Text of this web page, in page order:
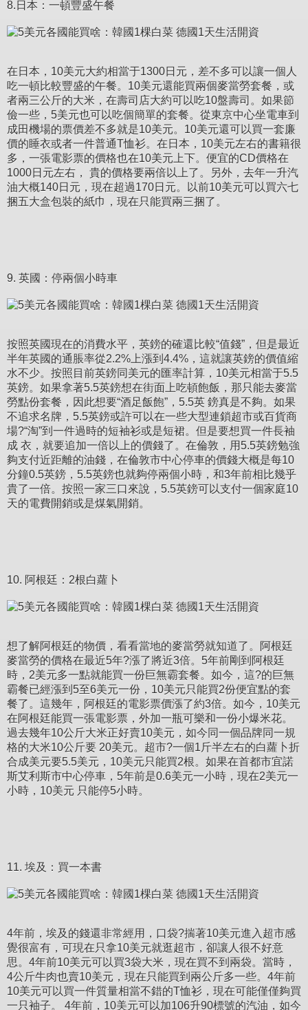
8.日本：一頓豐盛午餐
在日本，10美元大約相當于1300日元，差不多可以讓一個人
吃一頓比較豐盛的午餐。10美元還能買兩個麥當勞套餐，或
者兩三公斤的大米，在壽司店大約可以吃10盤壽司。如果節
儉一些，5美元也可以吃個簡單的套餐。從東京中心坐電車到
成田機場的票價差不多就是10美元。10美元還可以買一套廉
價的睡衣或者一件普通T恤衫。在日本，10美元左右的書籍很
多，一張電影票的價格也在10美元上下。便宜的CD價格在
1000日元左右， 貴的價格要兩倍以上了。另外，去年一升汽
油大概140日元，現在超過170日元。以前10美元可以買六七
捆五大盒包裝的紙巾，現在只能買兩三捆了。
9. 英國：停兩個小時車
按照英國現在的消費水平，英鎊的確還比較“值錢”，但是最近
半年英國的通脹率從2.2%上漲到4.4%，這就讓英鎊的價值縮
水不少。按照目前英鎊同美元的匯率計算，10美元相當于5.5
英鎊。如果拿著5.5英鎊想在街面上吃頓飽飯，那只能去麥當
勞點份套餐，因此想要“酒足飯飽”，5.5英 鎊真是不夠。如果
不追求名牌，5.5英鎊或許可以在一些大型連鎖超市或百貨商
場?“淘”到一件過時的短袖衫或是短裙。但是要想買一件長袖
成 衣，就要追加一倍以上的價錢了。在倫敦，用5.5英鎊勉強
夠支付近距離的油錢，在倫敦市中心停車的價錢大概是每10
分鐘0.5英鎊，5.5英鎊也就夠停兩個小時，和3年前相比幾乎
貴了一倍。按照一家三口來說，5.5英鎊可以支付一個家庭10
天的電費開銷或是煤氣開銷。
10. 阿根廷：2根白蘿卜
想了解阿根廷的物價，看看當地的麥當勞就知道了。阿根廷
麥當勞的價格在最近5年?漲了將近3倍。5年前剛到阿根廷
時，2美元多一點就能買一份巨無霸套餐。如今，這?的巨無
霸餐已經漲到5至6美元一份，10美元只能買2份便宜點的套
餐了。這幾年，阿根廷的電影票價漲了約3倍。如今，10美元
在阿根廷能買一張電影票，外加一瓶可樂和一份小爆米花。
過去幾年10公斤大米正好賣10美元，如今同一個品牌同一規
格的大米10公斤要 20美元。超市?一個1斤半左右的白蘿卜折
合成美元要5.5美元，10美元只能買2根。如果在首都市宜諾
斯艾利斯市中心停車，5年前是0.6美元一小時，現在2美元一
小時，10美元 只能停5小時。
11. 埃及：買一本書
4年前，埃及的錢還非常經用，口袋?揣著10美元進入超市感
覺很富有，可現在只拿10美元就逛超市，卻讓人很不好意
思。4年前10美元可以買3袋大米，現在買不到兩袋。當時，
4公斤牛肉也賣10美元，現在只能買到兩公斤多一些。4年前
10美元可以買一件質量相當不錯的T恤衫，現在可能僅僅夠買
一只袖子。 4年前，10美元可以加106升90標號的汽油，如今